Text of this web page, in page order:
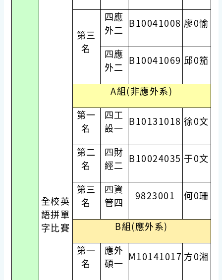
第三
名
四應
外二
B10041008 廖0愉
四應
外二
B10041069 邱0笳
全校英
語拼單
字比賽
A組(非應外系)
第一
名
四工
設一
B10131018 徐0文
第二
名
四財
經二
B10024035 于0文
第三
名
四資
管四
9823001 何0珊
B組(應外系)
第一
名
應外
碩一
M10141017 方0湘